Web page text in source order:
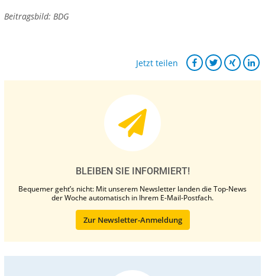
Beitragsbild: BDG
Jetzt teilen
BLEIBEN SIE INFORMIERT!
Bequemer geht’s nicht: Mit unserem Newsletter landen die Top-News
der Woche automatisch in Ihrem E-Mail-Postfach.
Zur Newsletter-Anmeldung